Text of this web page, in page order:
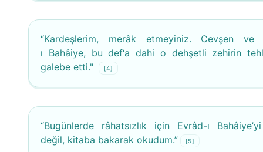
“Kardeşlerim, merâk etmeyiniz. Cevşen ve
ı Bahâiye, bu def‘a dahi o dehşetli zehirin
galebe etti."
[4]
“Bugünlerde râhatsızlık için Evrâd-ı
değil, kitaba bakarak okudum.”
[5]